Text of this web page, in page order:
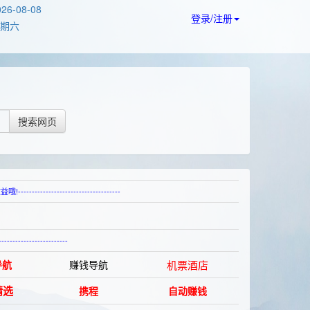
08-08
六
登录/注册
搜索网页
益哦!-------------------------------------
赚钱导航 机票酒店
携程 自动赚钱